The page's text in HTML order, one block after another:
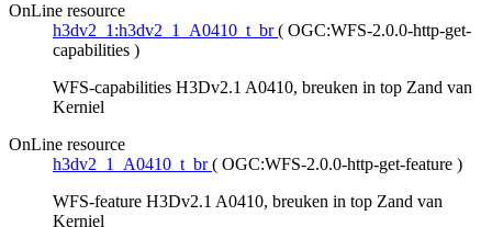
OnLine resource
h3dv2_1:h3dv2_1_A0410_t_br ( OGC:WFS-2.0.0-http-get-
capabilities )
WFS-capabilities H3Dv2.1 A0410, breuken in top Zand van
Kerniel
OnLine resource
h3dv2_1_A0410_t_br ( OGC:WFS-2.0.0-http-get-feature )
WFS-feature H3Dv2.1 A0410, breuken in top Zand van
Kerniel